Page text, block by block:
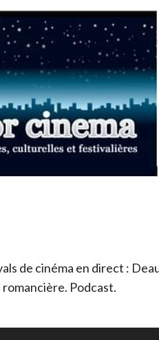
de cinéma en direct :
Podcast.